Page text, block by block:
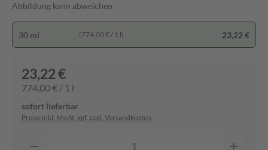
Abbildung kann abweichen
30 ml (774,00 € / 1 l) 23,22 €
23,22 €
774,00 € / 1 l
sofort lieferbar
Preise inkl. MwSt. ggf. zzgl. Versandkosten